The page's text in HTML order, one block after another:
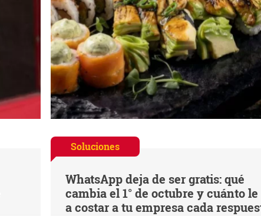
Soluciones
WhatsApp deja de ser gratis: qué
cambia el 1° de octubre y cuánto le
a costar a tu empresa cada